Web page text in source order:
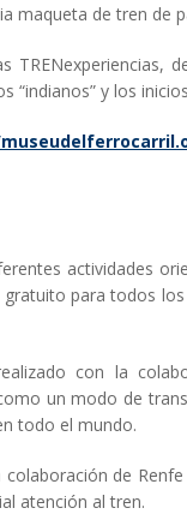
maqueta de tren de
TRENexperiencias,
“indianos” y los
actividades
gratuito para todos
con la
un modo de
todo el mundo.
de
atención al tren.